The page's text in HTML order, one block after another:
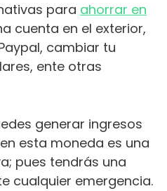
para ahorrar en
cuenta en el exterior,
cambiar tu
ente otras
generar ingresos
esta moneda es una
pues tendrás una
cualquier emergencia.